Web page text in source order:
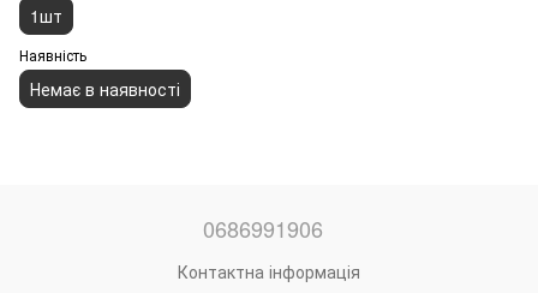
1шт
Наявність
Немає в наявності
0686991906
Контактна інформація